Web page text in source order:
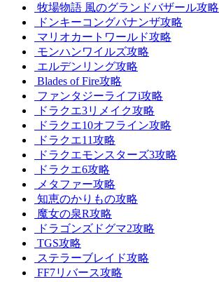
牧場物語 風のグランドバザール攻略
ドンキーコングバナンザ攻略
マリオカートワールド攻略
モンハンワイルズ攻略
エルデンリング攻略
Blades of Fire攻略
ファンタジーライフi攻略
ドラクエ3リメイク攻略
ドラクエ10オフライン攻略
ドラクエ11攻略
ドラクエモンスターズ3攻略
ドラクエ6攻略
メタファー攻略
知恵のかりもの攻略
魔女の泉R攻略
ドラゴンズドグマ2攻略
TGS攻略
ステラーブレイド攻略
FF7リバース攻略